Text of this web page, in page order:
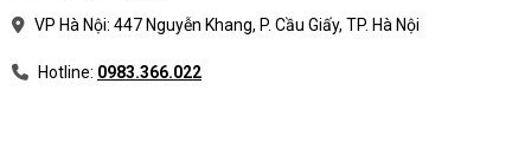
VP Hà Nội: 447 Nguyễn Khang, P. Cầu Giấy, TP. Hà Nội
Hotline: 0983.366.022